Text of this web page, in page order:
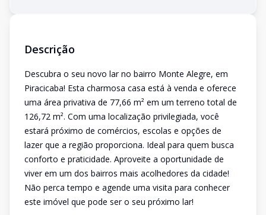
Descrição
Descubra o seu novo lar no bairro Monte Alegre, em
Piracicaba! Esta charmosa casa está à venda e oferece
uma área privativa de 77,66 m² em um terreno total de
126,72 m². Com uma localização privilegiada, você
estará próximo de comércios, escolas e opções de
lazer que a região proporciona. Ideal para quem busca
conforto e praticidade. Aproveite a oportunidade de
viver em um dos bairros mais acolhedores da cidade!
Não perca tempo e agende uma visita para conhecer
este imóvel que pode ser o seu próximo lar!